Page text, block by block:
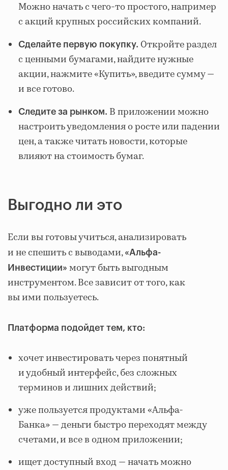
Можно начать с чего-то простого, например
с акций крупных российских компаний.
Сделайте первую покупку. Откройте раздел
с ценными бумагами, найдите нужные
акции, нажмите «Купить», введите сумму —
и все готово.
Следите за рынком. В приложении можно
настроить уведомления о росте или падении
цен, а также читать новости, которые
влияют на стоимость бумаг.
Выгодно ли это
Если вы готовы учиться, анализировать
и не спешить с выводами, «Альфа-
Инвестиции» могут быть выгодным
инструментом. Все зависит от того, как
вы ими пользуетесь.
Платформа подойдет тем, кто:
хочет инвестировать через понятный
и удобный интерфейс, без сложных
терминов и лишних действий;
уже пользуется продуктами «Альфа-
Банка» — деньги быстро переходят между
счетами, и все в одном приложении;
ищет доступный вход — начать можно